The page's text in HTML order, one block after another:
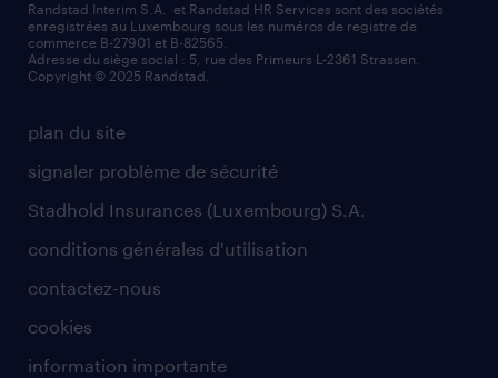
plan du site
signaler problème de sécurité
Stadhold Insurances (Luxembourg) S.A.
conditions générales d'utilisation
contactez-nous
cookies
information importante
Randstad Interim S.A. et Randstad HR Services sont des sociétés
enregistrées au Luxembourg sous les numéros de registre de
commerce B-27901 et B-82565.
Adresse du siège social : 5, rue des Primeurs L-2361 Strassen.
Copyright © 2025 Randstad.